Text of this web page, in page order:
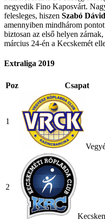
negyedik Fino Kaposvárt.
felesleges, hiszen Szabó
amennyiben mindhárom
biztosan az első helyen
március 24-én a Kecskemét
Extraliga 2019
Poz Csapat
1
2